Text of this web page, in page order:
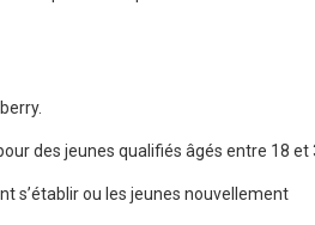
des jeunes qualifiés âgés entre 18 et
s’établir ou les jeunes nouvellement